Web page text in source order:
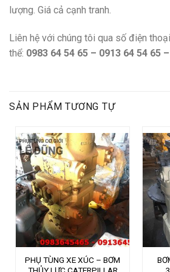
lượng. Giá cả cạnh tranh.
Liên hệ với chúng tôi qua số điện
thể: 0983 64 54 65 – 0913 64 54 65
SẢN PHẨM TƯƠNG TỰ
PHỤ TÙNG XE XÚC – BƠM
THỦY LỰC CATERPILLAR